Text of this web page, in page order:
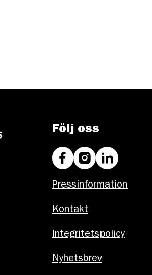
Följ oss
Pressinformation
Kontakt
Integritetspolicy
Nyhetsbrev